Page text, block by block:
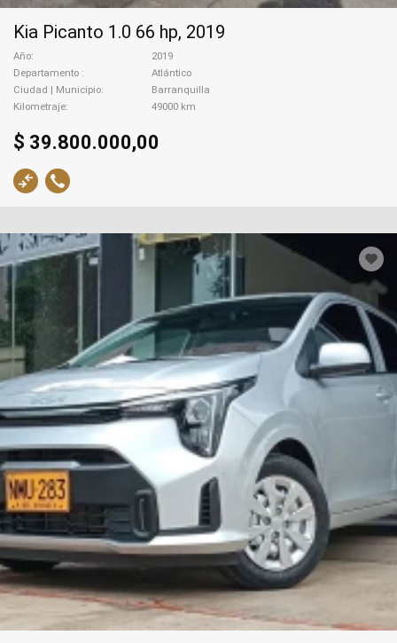
Kia Picanto 1.0 66 hp, 2019
Año
2019
Departamento
Atlántico
Ciudad | Municipio
Barranquilla
Kilometraje
49000 km
$ 39.800.000,00